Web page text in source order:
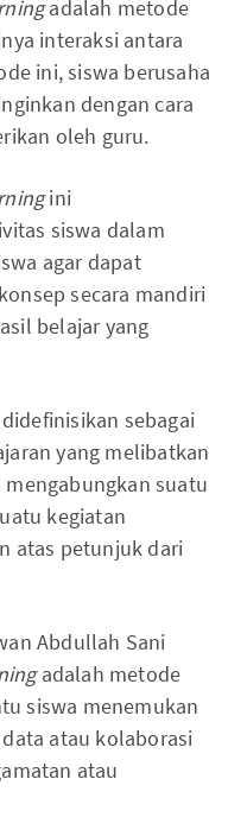
adalah metode
interaksi antara
ini, siswa berusaha
dengan cara
oleh guru.
ini
siswa dalam
agar dapat
secara mandiri
belajar yang
sebagai
yang melibatkan
suatu
kegiatan
atas petunjuk dari
Abdullah Sani
adalah metode
siswa menemukan
atau kolaborasi
atau